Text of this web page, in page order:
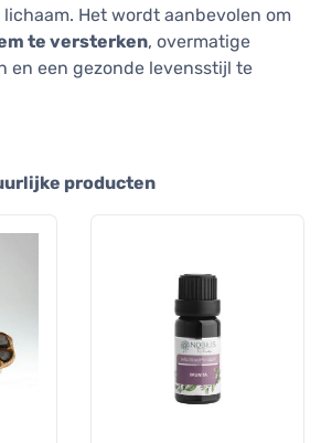
Het wordt aanbevolen om
te versterken, overmatige
en een gezonde levensstijl te
producten